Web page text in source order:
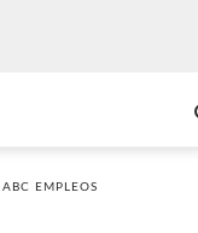
ABC EMPLEOS